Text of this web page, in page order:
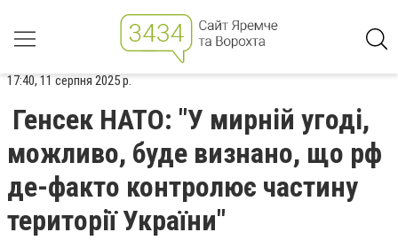
17:40, 11 серпня 2025 р.
Генсек НАТО: "У мирній угоді,
можливо, буде визнано, що рф
де-факто контролює частину
території України"